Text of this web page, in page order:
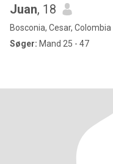
Juan, 18
Bosconia, Cesar, Colombia
Søger: Mand 25 - 47